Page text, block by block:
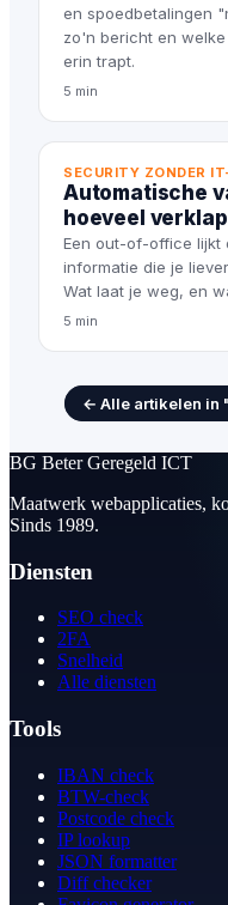
en spoedbetalingen
zo'n bericht en
erin trapt.
5 min
SECURITY ZONDER
Automatische
hoeveel
Een out-of-office lijkt
informatie die je
Wat laat je weg, en
5 min
← Alle artikelen in
BG Beter Geregeld ICT
Maatwerk webapplicaties,
Sinds 1989.
Diensten
SEO check
2FA
Snelheid
Alle diensten
Tools
IBAN check
BTW-check
Postcode check
IP lookup
JSON formatter
Diff checker